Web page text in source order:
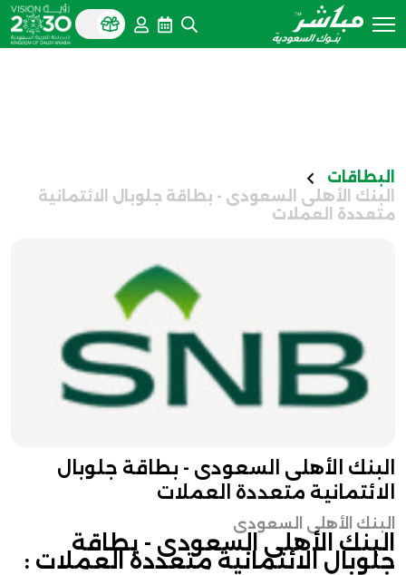
البطاقات
البنك الأهلى السعودى - ​بطاقة جلوبال الائتمانية
متعددة العملات
البنك الأهلى السعودى - ​بطاقة جلوبال
الائتمانية متعددة العملات
البنك الأهلى السعودى
البنك الأهلى السعودى - ​بطاقة
جلوبال الائتمانية متعددة العملات :